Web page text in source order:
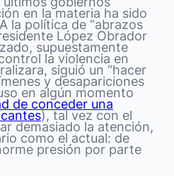
en la materia ha sido
la política de “abrazos
López Obrador
supuestamente
la violencia en
siguió un “hacer
y desapariciones
en algún momento
de conceder una
), tal vez con el
demasiado la atención,
como el actual: de
presión por parte